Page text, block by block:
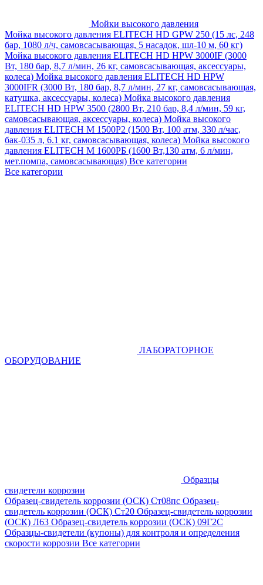
Мойки высокого давления
Мойка высокого давления ELITECH HD GPW 250 (15 лс, 248
бар, 1080 л/ч, самовсасывающая, 5 насадок, шл-10 м, 60 кг)
Мойка высокого давления ELITECH HD HPW 3000IF (3000
Вт, 180 бар, 8,7 л/мин, 26 кг, самовсасывающая, аксессуары,
колеса) Мойка высокого давления ELITECH HD HPW
3000IFR (3000 Вт, 180 бар, 8,7 л/мин, 27 кг, самовсасывающая,
катушка, аксессуары, колеса) Мойка высокого давления
ELITECH HD HPW 3500 (2800 Вт, 210 бар, 8,4 л/мин, 59 кг,
самовсасывающая, аксессуары, колеса) Мойка высокого
давления ELITECH M 1500P2 (1500 Вт, 100 атм, 330 л/час,
бак-035 л, 6.1 кг, самовсасывающая, колеса) Мойка высокого
давления ELITECH М 1600РБ (1600 Вт,130 атм, 6 л/мин,
мет.помпа, самовсасывающая) Все категории
Все категории
ЛАБОРАТОРНОЕ
ОБОРУДОВАНИЕ
Образцы
свидетели коррозии
Образец-свидетель коррозии (ОСК) Ст08пс Образец-
свидетель коррозии (ОСК) Ст20 Образец-свидетель коррозии
(ОСК) Л63 Образец-свидетель коррозии (ОСК) 09Г2С
Образцы-свидетели (купоны) для контроля и определения
скорости коррозии Все категории